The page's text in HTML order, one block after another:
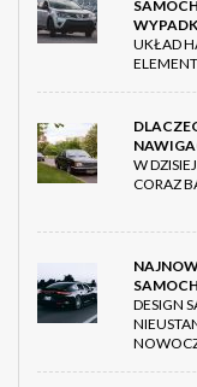
UKŁAD
W
CORAZ
DESIGN